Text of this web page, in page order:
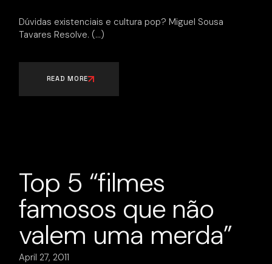
Dúvidas existenciais e cultura pop? Miguel Sousa
Tavares Resolve.
READ MORE
Top 5 “filmes
famosos que não
valem uma merda”
April 27, 2011